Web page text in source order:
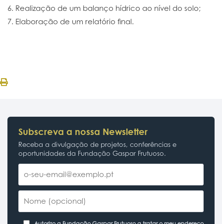
6. Realização de um balanço hídrico ao nível do solo;
7. Elaboração de um relatório final.
Subscreva a nossa Newsletter
Receba a divulgação de projetos, conferências e
oportunidades da Fundação Gaspar Frutuoso.